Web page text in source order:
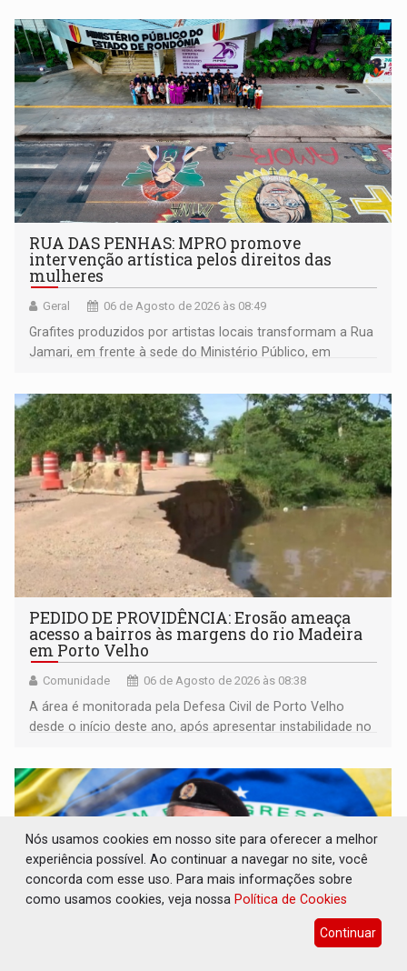
RUA DAS PENHAS: MPRO promove
intervenção artística pelos direitos das
mulheres
Geral 06 de Agosto de 2026 às 08:49
Grafites produzidos por artistas locais transformam a Rua
Jamari, em frente à sede do Ministério Público, em
da Penha e o enfrentamento à violência
PEDIDO DE PROVIDÊNCIA: Erosão ameaça
acesso a bairros às margens do rio Madeira
em Porto Velho
Comunidade 06 de Agosto de 2026 às 08:38
A área é monitorada pela Defesa Civil de Porto Velho
desde o início deste ano, após apresentar instabilidade no
Nós usamos cookies em nosso site para oferecer a melhor
experiência possível. Ao continuar a navegar no site, você
concorda com esse uso. Para mais informações sobre
como usamos cookies, veja nossa Política de Cookies
Continuar